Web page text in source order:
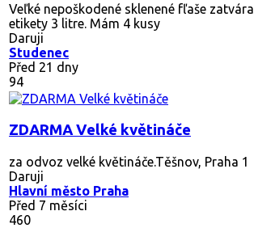
Veľké nepoškodené sklenené fľaše
etikety 3 litre. Mám 4 kusy
Daruji
Studenec
Před 21 dny
94
ZDARMA Velké květináče
za odvoz velké květináče.Těšnov, Praha 1
Daruji
Hlavní město Praha
Před 7 měsíci
460